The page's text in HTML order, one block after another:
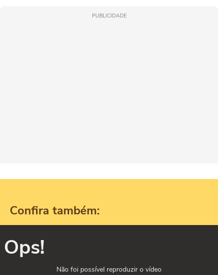
PUBLICIDADE
Confira também:
Ops!
Não foi possível reproduzir o vídeo